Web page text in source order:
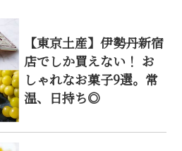
【東京土産】伊勢丹新宿
店でしか買えない！ お
しゃれなお菓子9選。常
温、日持ち◎